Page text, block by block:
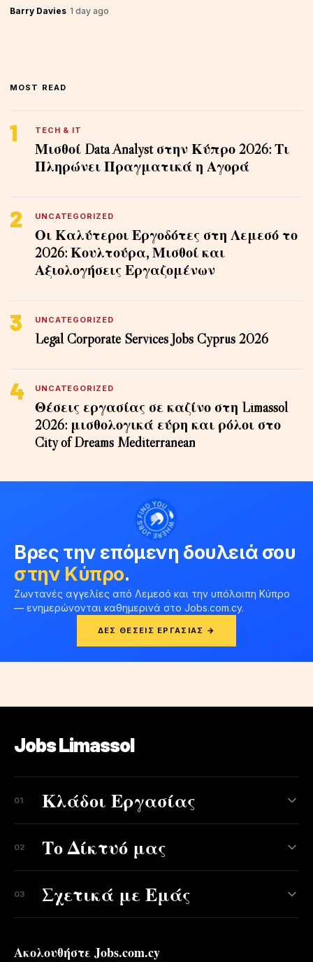
Barry Davies 1 day ago
MOST READ
1 TECH & IT
Μισθοί Data Analyst στην Κύπρο 2026: Τι
Πληρώνει Πραγματικά η Αγορά
2 UNCATEGORIZED
Οι Καλύτεροι Εργοδότες στη Λεμεσό το
2026: Κουλτούρα, Μισθοί και
Αξιολογήσεις Εργαζομένων
3 UNCATEGORIZED
Legal Corporate Services Jobs Cyprus 2026
4 UNCATEGORIZED
Θέσεις εργασίας σε καζίνο στη Limassol
2026: μισθολογικά εύρη και ρόλοι στο
City of Dreams Mediterranean
Βρες την επόμενη δουλειά σου
στην Κύπρο.
Ζωντανές αγγελίες από Λεμεσό και την υπόλοιπη Κύπρο
— ενημερώνονται καθημερινά στο Jobs.com.cy.
ΔΕΣ ΘΈΣΕΙΣ ΕΡΓΑΣΊΑΣ →
Jobs Limassol
01 Κλάδοι Εργασίας
02 Το Δίκτυό μας
03 Σχετικά με Εμάς
Ακολουθήστε Jobs.com.cy